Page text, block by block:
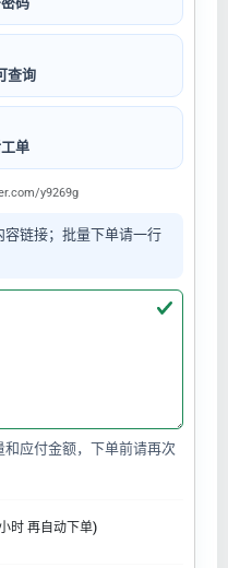
查询
单
y9269g
链接；批量下单请一行
应付金额，下单前请再次
时 再自动下单)